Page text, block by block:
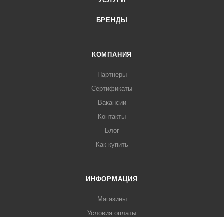
БРЕНДЫ
КОМПАНИЯ
Партнеры
Сертификаты
Вакансии
Контакты
Блог
Как купить
ИНФОРМАЦИЯ
Магазины
Условия оплаты